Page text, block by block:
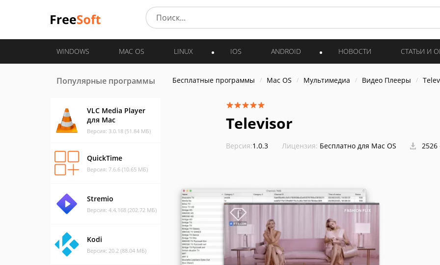
WINDOWS MAC OS LINUX IOS ANDROID НОВОСТИ СТАТЬИ И
Популярные программы
VLC Media Player
для Mac
Версия: 3.0.18 (51.84 МБ)
QuickTime
Версия: 7.6.6 (10.65 МБ)
Stremio
Версия: 4.4.168 (202.72 МБ)
Kodi
Версия: 20.2 (88.04 МБ)
Бесплатные программы Mac OS Мультимедиа Видео Плееры
Televisor
Версия:1.0.3 Лицензия: Бесплатно для Mac OS 2526